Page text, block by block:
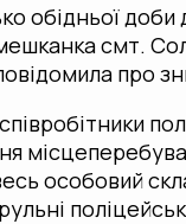
обідньої доби
смт.
про
особовий